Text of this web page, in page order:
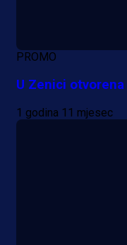
1 dan 17 h
PROMO
U Zenici
1 godina 11 mjesec